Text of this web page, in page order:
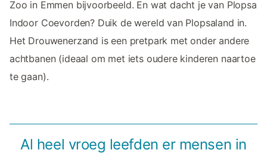
Zoo in Emmen bijvoorbeeld. En wat dacht je van Plopsa
Indoor Coevorden? Duik de wereld van Plopsaland in.
Het Drouwenerzand is een pretpark met onder andere
achtbanen (ideaal om met iets oudere kinderen naartoe
te gaan).
Al heel vroeg leefden er mensen in